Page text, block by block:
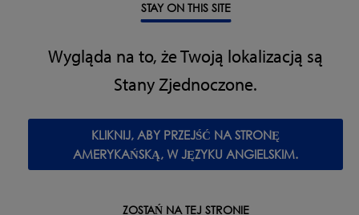
STAY ON THIS SITE
Wygląda na to, że Twoją lokalizacją są
Stany Zjednoczone.
KLIKNIJ, ABY PRZEJŚĆ NA STRONĘ
AMERYKAŃSKĄ, W JĘZYKU ANGIELSKIM.
ZOSTAŃ NA TEJ STRONIE
System kontroli rentgenowskiej X5 Pack